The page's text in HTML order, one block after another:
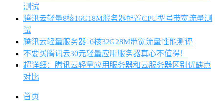
测试
腾讯云轻量8核16G18M服务器配置CPU型号带宽流量测
试
腾讯云轻量服务器16核32G28M带宽流量性能测评
不要买腾讯云30元轻量应用服务器真心不值得！
超详细：腾讯云轻量应用服务器和云服务器区别优缺点
对比
首页